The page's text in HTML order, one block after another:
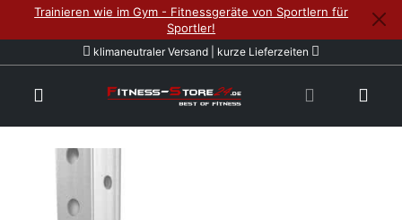
Trainieren wie im Gym - Fitnessgeräte von Sportlern für
Sportler!
klimaneutraler Versand | kurze Lieferzeiten